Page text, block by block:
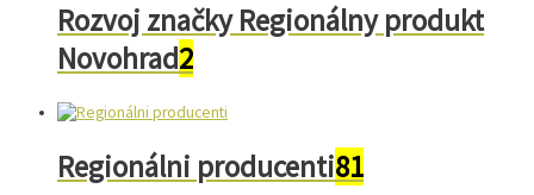
Rozvoj značky Regionálny produkt
Novohrad2
Regionálni producenti81